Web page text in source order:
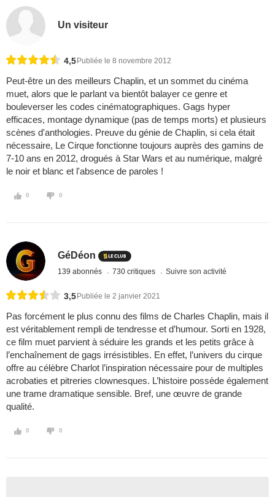
Un visiteur
4,5 Publiée le 8 novembre 2012
Peut-être un des meilleurs Chaplin, et un sommet du cinéma
muet, alors que le parlant va bientôt balayer ce genre et
bouleverser les codes cinématographiques. Gags hyper
efficaces, montage dynamique (pas de temps morts) et plusieurs
scènes d'anthologies. Preuve du génie de Chaplin, si cela était
nécessaire, Le Cirque fonctionne toujours auprès des gamins de
7-10 ans en 2012, drogués à Star Wars et au numérique, malgré
le noir et blanc et l'absence de paroles !
0 0
GéDéon
139 abonnés 730 critiques Suivre son activité
3,5 Publiée le 2 janvier 2021
Pas forcément le plus connu des films de Charles Chaplin, mais il
est véritablement rempli de tendresse et d’humour. Sorti en 1928,
ce film muet parvient à séduire les grands et les petits grâce à
l’enchaînement de gags irrésistibles. En effet, l’univers du cirque
offre au célèbre Charlot l’inspiration nécessaire pour de multiples
acrobaties et pitreries clownesques. L’histoire possède également
une trame dramatique sensible. Bref, une œuvre de grande
qualité.
0 0